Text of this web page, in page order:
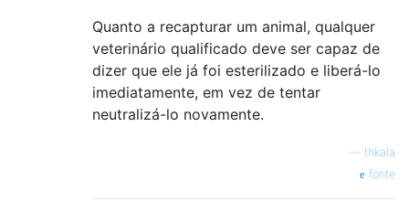
Quanto a recapturar um animal, qualquer
veterinário qualificado deve ser capaz de
dizer que ele já foi esterilizado e liberá-lo
imediatamente, em vez de tentar
neutralizá-lo novamente.
thkala
fonte